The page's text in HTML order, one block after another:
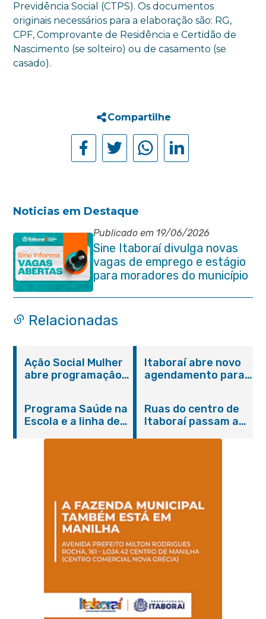
Previdência Social (CTPS). Os documentos
originais necessários para a elaboração são: RG,
CPF, Comprovante de Residência e Certidão de
Nascimento (se solteiro) ou de casamento (se
casado).
Compartilhe
Noticias em Destaque
Publicado em 19/06/2026
Sine Itaboraí divulga novas
vagas de emprego e estágio
para moradores do município
Relacionadas
Ação Social Mulher
abre programação
serviços gratuitos e
orientações
Itaboraí abre novo
agendamento para
Programa Saúde na
Escola e a linha de
Magalhães Seabra
Ruas do centro de
Itaboraí passam a